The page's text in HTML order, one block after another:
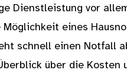
Dienstleistung vor
eines
schnell einen Notfall
über die